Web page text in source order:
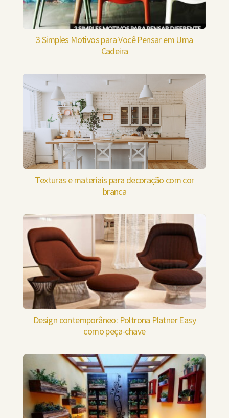
3 Simples Motivos para Você Pensar em Uma
Cadeira
Texturas e materiais para decoração com cor
branca
Design contemporâneo: Poltrona Platner Easy
como peça-chave